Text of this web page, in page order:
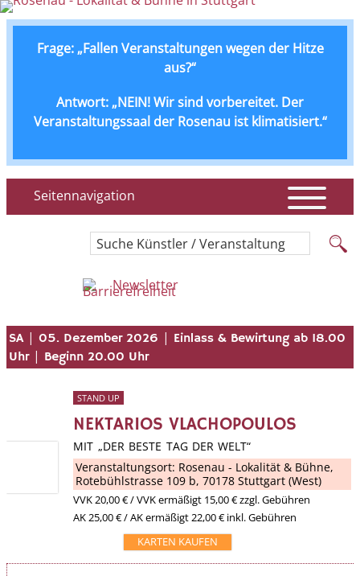
Frage: „Fallen Veranstaltungen wegen der Hitze
aus?“
Antwort: „NEIN! Wir sind vorbereitet. Der
Veranstaltungssaal der Rosenau ist klimatisiert.“
Seitennavigation
Suche Künstler / Veranstaltung
Newsletter
SA | 05. Dezember 2026 | Einlass & Bewirtung ab 18.00
Uhr | Beginn 20.00 Uhr
STAND UP
NEKTARIOS VLACHOPOULOS
MIT „DER BESTE TAG DER WELT“
Veranstaltungsort: Rosenau - Lokalität & Bühne,
Rotebühlstrasse 109 b, 70178 Stuttgart (West)
VVK20,00 €/ VVK ermäßigt 15,00 € zzgl. Gebühren
AK 25,00 € / AK ermäßigt 22,00 € inkl. Gebühren
KARTEN KAUFEN